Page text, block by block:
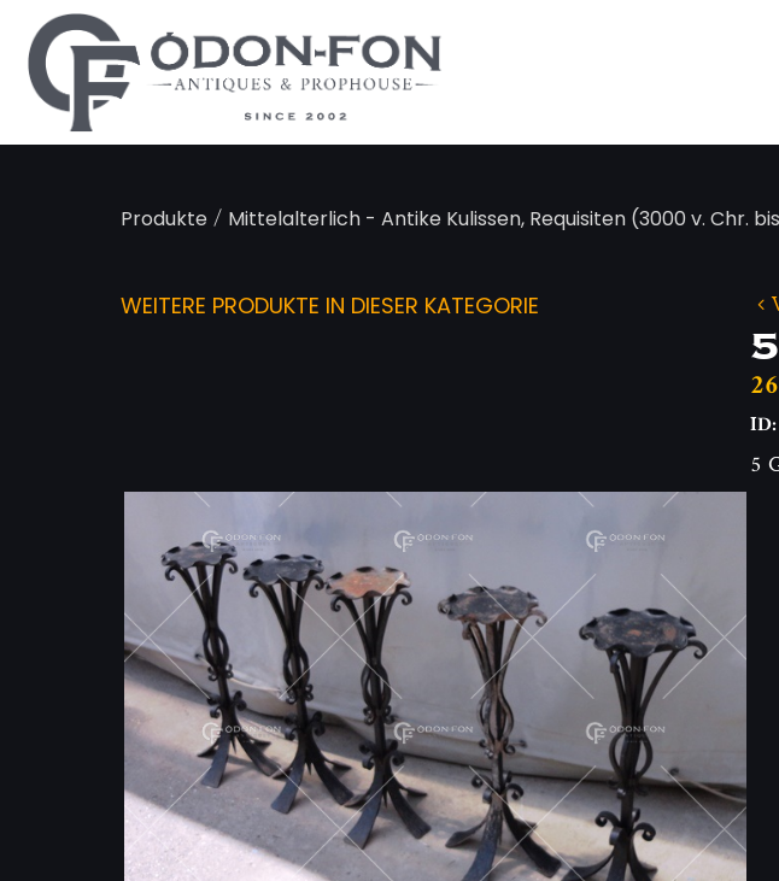
Produkte/ Mittelalterlich - Antike Kulissen, Requisiten (3000 v. Chr.
WEITERE PRODUKTE IN DIESER KATEGORIE
5
Cookie-Einstellungen